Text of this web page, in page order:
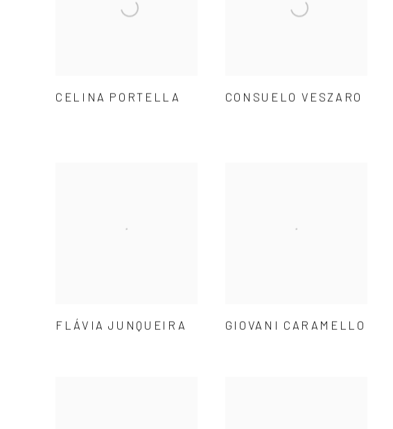
CELINA PORTELLA CONSUELO VESZARO
FLÁVIA JUNQUEIRA GIOVANI CARAMELLO